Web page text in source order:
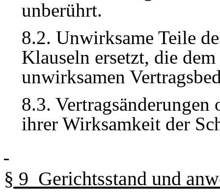
unberührt.
8.2. Unwirksame Teile
Klauseln ersetzt, die
unwirksamen
8.3.
ihrer Wirksamkeit der
§ 9 Gerichtsstand und